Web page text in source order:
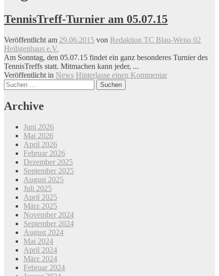
TennisTreff-Turnier am 05.07.15
Veröffentlicht am 29.06.2015 von Redaktion TC Blau-Weiss 02
Heiligenhaus e.V.
Am Sonntag, den 05.07.15 findet ein ganz besonderes Turnier des
TennisTreffs statt. Mitmachen kann jeder, ...
Veröffentlicht in News Hinterlasse einen Kommentar
Beitrags-
Navigation
Suchen
nach:
Archive
Juni 2026
Mai 2026
April 2026
Februar 2026
Dezember 2025
September 2025
August 2025
Juli 2025
April 2025
März 2025
November 2024
September 2024
August 2024
Mai 2024
April 2024
März 2024
Februar 2024